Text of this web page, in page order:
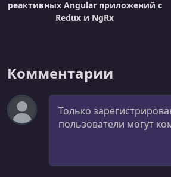
реактивных Angular приложений с
Redux и NgRx
Комментарии
Комментарий